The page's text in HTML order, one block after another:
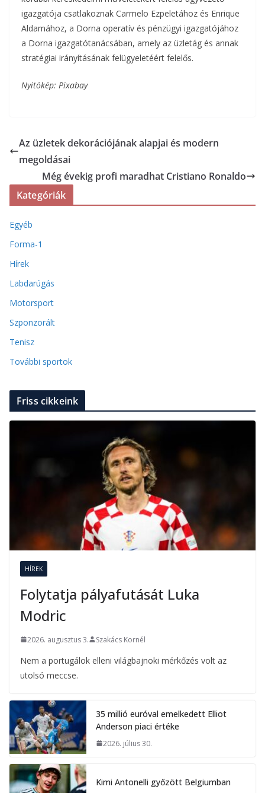
igazgatója csatlakoznak Carmelo Ezpeletához és Enrique
Aldamához, a Dorna operatív és pénzügyi igazgatójához
a Dorna igazgatótanácsában, amely az üzletág és annak
stratégiai irányításának felügyeletéért felelős.
Nyitókép: Pixabay
Az üzletek dekorációjának alapjai és modern
megoldásai
Még évekig profi maradhat Cristiano Ronaldo
Kategóriák
Egyéb
Forma-1
Hírek
Labdarúgás
Motorsport
Szponzorált
Tenisz
További sportok
Friss cikkeink
HÍREK
Folytatja pályafutását Luka
Modric
2026. augusztus 3. Szakács Kornél
Nem a portugálok elleni világbajnoki mérkőzés volt az
utolsó meccse.
35 millió euróval emelkedett Elliot
Anderson piaci értéke
2026. július 30.
Kimi Antonelli győzött Belgiumban